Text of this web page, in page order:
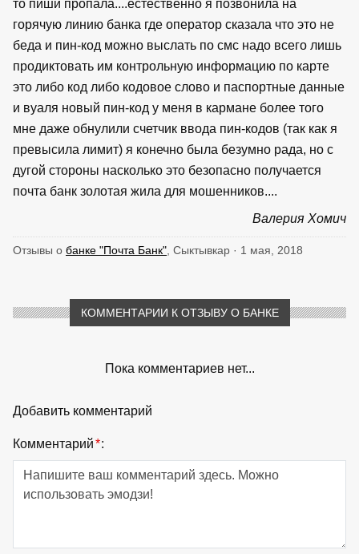
то пиши пропала....естественно я позвонила на
горячую линию банка где оператор сказала что это не
беда и пин-код можно выслать по смс надо всего лишь
продиктовать им контрольную информацию по карте
это либо код либо кодовое слово и паспортные данные
и вуаля новый пин-код у меня в кармане более того
мне даже обнулили счетчик ввода пин-кодов (так как я
превысила лимит) я конечно была безумно рада, но с
дугой стороны насколько это безопасно получается
почта банк золотая жила для мошенников....
Валерия Хомич
Отзывы о банке "Почта Банк" , Сыктывкар · 1 мая, 2018
КОММЕНТАРИИ К ОТЗЫВУ О БАНКЕ
Пока комментариев нет...
Добавить комментарий
Комментарий*: